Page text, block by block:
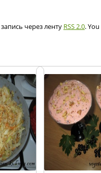
через ленту RSS 2.0.